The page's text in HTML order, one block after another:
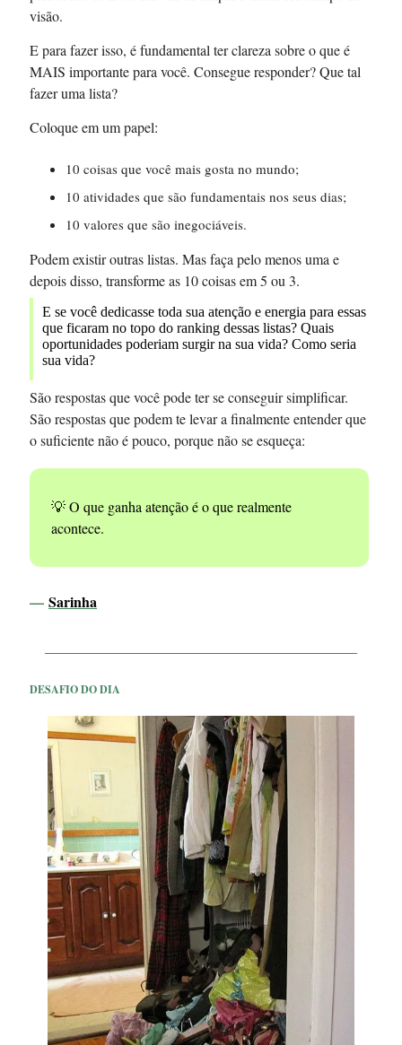
visão.
E para fazer isso, é fundamental ter clareza sobre o que é
MAIS importante para você. Consegue responder? Que tal
fazer uma lista?
Coloque em um papel:
10 coisas que você mais gosta no mundo;
10 atividades que são fundamentais nos seus dias;
10 valores que são inegociáveis.
Podem existir outras listas. Mas faça pelo menos uma e
depois disso, transforme as 10 coisas em 5 ou 3.
E se você dedicasse toda sua atenção e energia para essas
que ficaram no topo do ranking dessas listas? Quais
oportunidades poderiam surgir na sua vida? Como seria
sua vida?
São respostas que você pode ter se conseguir simplificar.
São respostas que podem te levar a finalmente entender que
o suficiente não é pouco, porque não se esqueça:
💡 O que ganha atenção é o que realmente
acontece.
— Sarinha
DESAFIO DO DIA